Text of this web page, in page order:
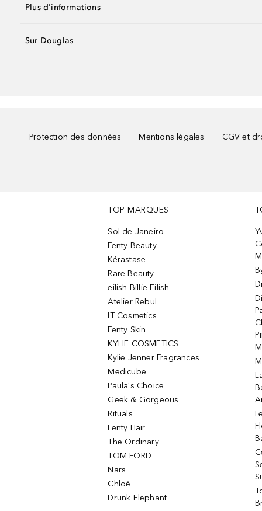
Plus d'informations
Sur Douglas
Protection des données Mentions légales CGV et
TOP MARQUES
Sol de Janeiro
Fenty Beauty
Kérastase
Rare Beauty
eilish Billie Eilish
Atelier Rebul
IT Cosmetics
Fenty Skin
KYLIE COSMETICS
Kylie Jenner Fragrances
Medicube
Paula's Choice
Geek & Gorgeous
Rituals
Fenty Hair
The Ordinary
TOM FORD
Nars
Chloé
Drunk Elephant